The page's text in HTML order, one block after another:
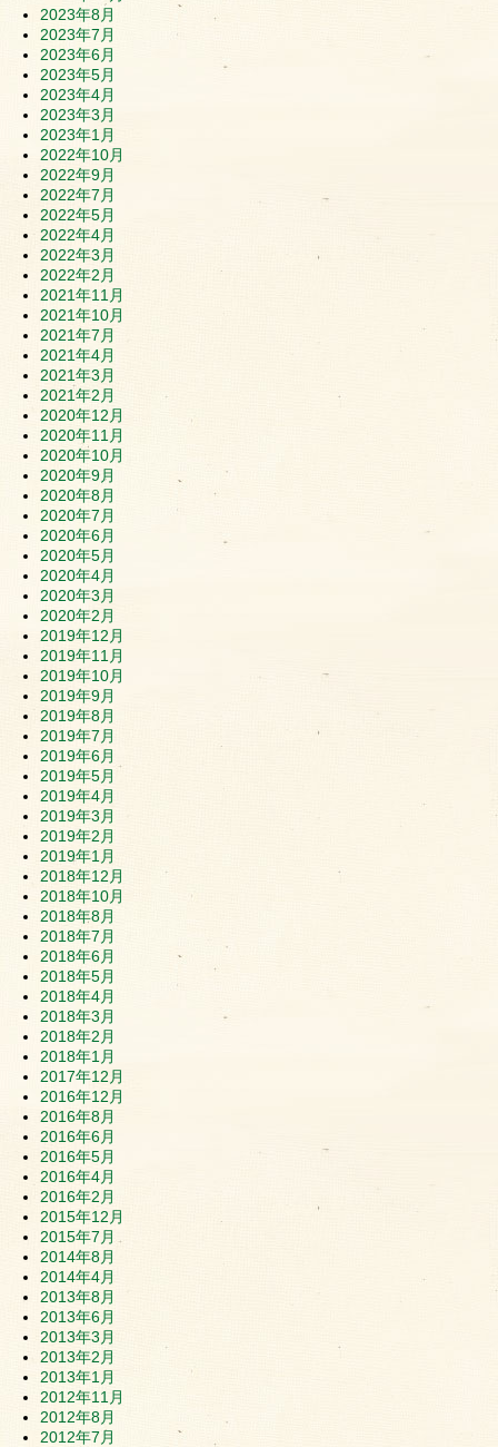
2023年8月
2023年7月
2023年6月
2023年5月
2023年4月
2023年3月
2023年1月
2022年10月
2022年9月
2022年7月
2022年5月
2022年4月
2022年3月
2022年2月
2021年11月
2021年10月
2021年7月
2021年4月
2021年3月
2021年2月
2020年12月
2020年11月
2020年10月
2020年9月
2020年8月
2020年7月
2020年6月
2020年5月
2020年4月
2020年3月
2020年2月
2019年12月
2019年11月
2019年10月
2019年9月
2019年8月
2019年7月
2019年6月
2019年5月
2019年4月
2019年3月
2019年2月
2019年1月
2018年12月
2018年10月
2018年8月
2018年7月
2018年6月
2018年5月
2018年4月
2018年3月
2018年2月
2018年1月
2017年12月
2016年12月
2016年8月
2016年6月
2016年5月
2016年4月
2016年2月
2015年12月
2015年7月
2014年8月
2014年4月
2013年8月
2013年6月
2013年3月
2013年2月
2013年1月
2012年11月
2012年8月
2012年7月